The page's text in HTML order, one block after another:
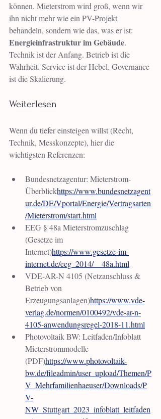
können. Mieterstrom wird groß, wenn wir
ihn nicht mehr wie ein PV-Projekt
behandeln, sondern wie das, was er ist:
Energieinfrastruktur im Gebäude.
Technik ist der Anfang. Betrieb ist die
Wahrheit. Service ist der Hebel. Governance
ist die Skalierung.
Weiterlesen
Wenn du tiefer einsteigen willst (Recht,
Technik, Messkonzepte), hier die
wichtigsten Referenzen:
Bundesnetzagentur: Mieterstrom-
Überblickhttps://www.bundesnetzagent
ur.de/DE/Vportal/Energie/Vertragsarten
/Mieterstrom/start.html
EEG § 48a Mieterstromzuschlag
(Gesetze im
Internet)https://www.gesetze-im-
internet.de/eeg_2014/__48a.html
VDE-AR-N 4105 (Netzanschluss &
Betrieb von
Erzeugungsanlagen)https://www.vde-
verlag.de/normen/0100492/vde-ar-n-
4105-anwendungsregel-2018-11.html
Photovoltaik BW: Leitfaden/Infoblatt
Mieterstrommodelle
(PDF)https://www.photovoltaik-
bw.de/fileadmin/user_upload/Themen/P
V_Mehrfamilienhaeuser/Downloads/P
V-
NW_Stuttgart_2023_infoblatt_leitfaden